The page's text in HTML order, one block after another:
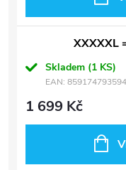
XXXXXL
Skladem (1 KS)
EAN:
1 699 Kč